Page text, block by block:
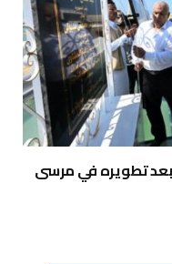
بعد تطويره في مرسى